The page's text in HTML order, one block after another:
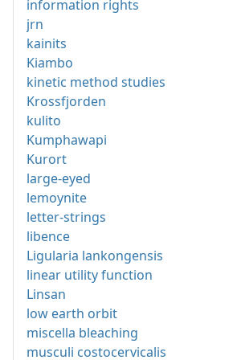
information rights
jrn
kainits
Kiambo
kinetic method studies
Krossfjorden
kulito
Kumphawapi
Kurort
large-eyed
lemoynite
letter-strings
libence
Ligularia lankongensis
linear utility function
Linsan
low earth orbit
miscella bleaching
musculi costocervicalis